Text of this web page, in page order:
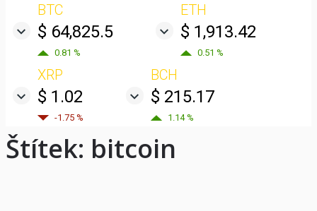
BTC
$ 64,825.5
0.81 %
ETH
$ 1,913.42
0.51 %
XRP
$ 1.02
-1.75 %
BCH
$ 215.17
1.14 %
Štítek: bitcoin